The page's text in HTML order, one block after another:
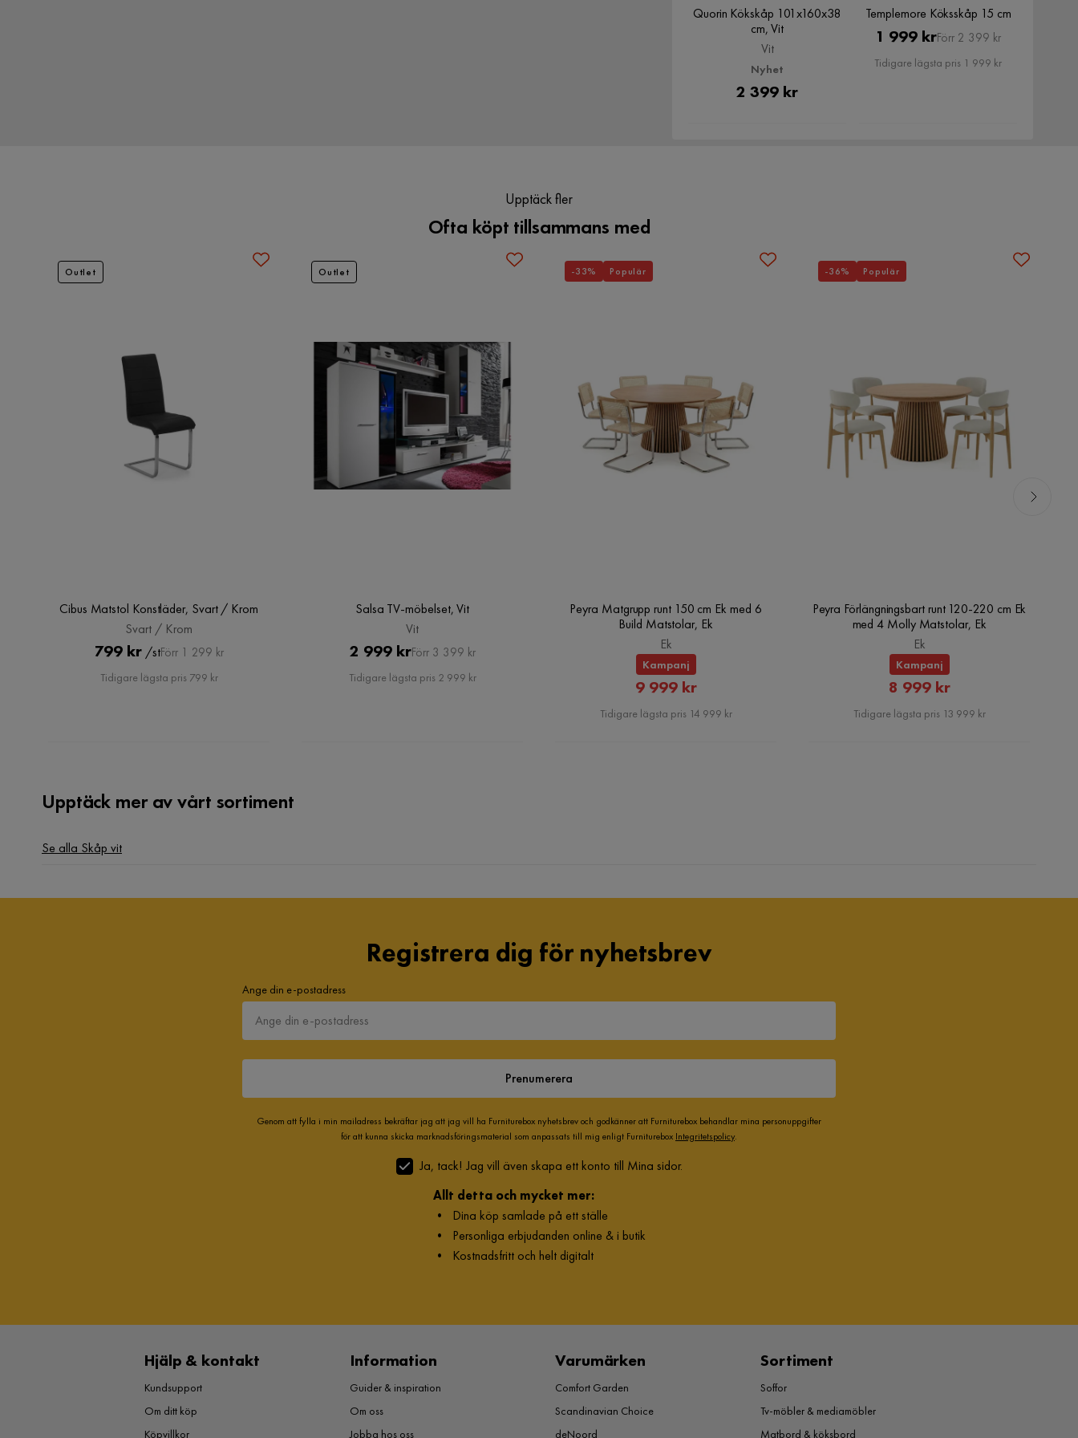
Quorin Kökskåp 101x160x38
cm, Vit
Vit
Nyhet
Pris
2 399 kr
Templemore Köksskåp 15 cm
Pris
1 999 krOriginal
Pris
Förr 2 399 kr
Tidigare lägsta pris 1 999 kr
Upptäck fler
Ofta köpt tillsammans med
Cibus Matstol Konstläder, Svart / Krom
Svart / Krom
Pris
799 kr /stOriginal
Pris
Förr 1 299 kr
Tidigare lägsta pris 799 kr
Outlet
Salsa TV-möbelset, Vit
Vit
Pris
2 999 krOriginal
Pris
Förr 3 399 kr
Tidigare lägsta pris 2 999 kr
Outlet
Peyra Matgrupp runt 150 cm Ek med 6
Build Matstolar, Ek
Ek
Kampanj
Rabatterat
Pris
9 999 kr
Tidigare lägsta pris 14 999 kr
-33% Populär
Peyra Förlängningsbart runt 120-220 cm Ek
med 4 Molly Matstolar, Ek
Ek
Kampanj
Rabatterat
Pris
8 999 kr
Tidigare lägsta pris 13 999 kr
-36% Populär
Upptäck mer av vårt sortiment
Se alla Skåp vit
Registrera dig för nyhetsbrev
Ange din e-postadress
Prenumerera
Genom att fylla i min mailadress bekräftar jag att jag vill ha Furniturebox nyhetsbrev och godkänner att Furniturebox behandlar mina personuppgifter
för att kunna skicka marknadsföringsmaterial som anpassats till mig enligt Furniturebox Integritetspolicy.
Ja, tack! Jag vill även skapa ett konto till Mina sidor.
Allt detta och mycket mer:
• Dina köp samlade på ett ställe
• Personliga erbjudanden online & i butik
• Kostnadsfritt och helt digitalt
Hjälp & kontakt
Kundsupport
Om ditt köp
Köpvillkor
Information
Guider & inspiration
Om oss
Jobba hos oss
Varumärken
Comfort Garden
Scandinavian Choice
deNoord
Sortiment
Soffor
Tv-möbler & mediamöbler
Matbord & köksbord